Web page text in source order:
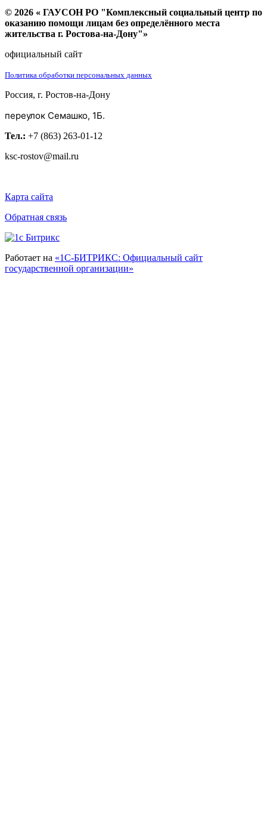
© 2026 « ГАУСОН РО "Комплексный социальный центр по
оказанию помощи лицам без определённого места
жительства г. Ростова-на-Дону"»
официальный сайт
Политика обработки персональных данных
Россия, г. Ростов-на-Дону
переулок Семашко, 1Б.
Тел.: +7 (863) 263-01-12
ksc-rostov@mail.ru
Карта сайта
Обратная связь
Работает на «1С-БИТРИКС: Официальный сайт
государственной организации»